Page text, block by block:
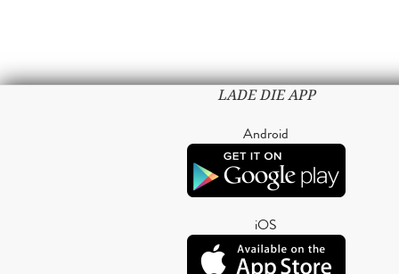
LADE DIE APP
Android
iOS